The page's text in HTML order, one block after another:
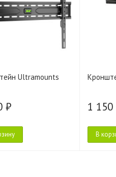
Ultramounts
₽ 1 150
В